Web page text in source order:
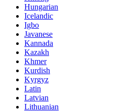
Hungarian
Icelandic
Igbo
Javanese
Kannada
Kazakh
Khmer
Kurdish
Kyrgyz
Latin
Latvian
Lithuanian